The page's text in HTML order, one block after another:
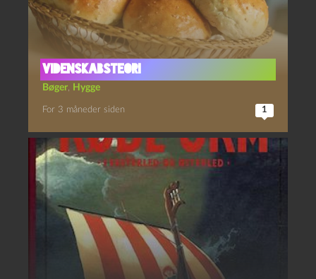
Videnskabsteori
Bøger, Hygge
For 3 måneder siden 1